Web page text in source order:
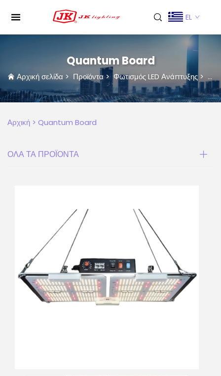
EL
Quantum Board
Αρχική σελίδα > Προϊόντα> Φωτισμός LED Ανάπτυξης>
Αρχική > Quantum Board
ΟΛΑ ΤΑ ΠΡΟΪΟΝΤΑ